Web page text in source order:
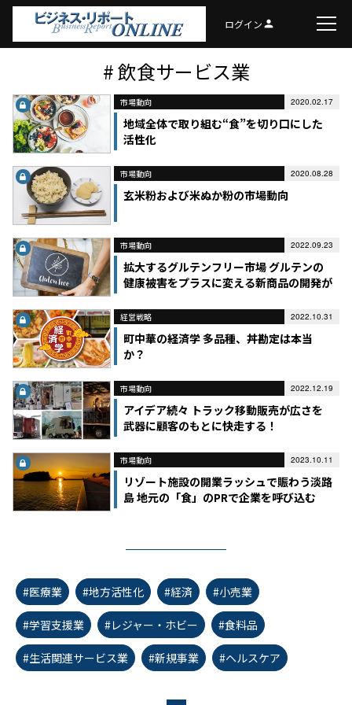
ログインperson
# 飲食サービス業
市場動向 2020.02.17
地域全体で取り組む“食”を切り口にした
活性化
市場動向 2020.08.28
玄米粉および米ぬか粉の市場動向
市場動向 2022.09.23
拡大するグルテンフリー市場 グルテンの
健康被害をプラスに変える新商品の開発が
経営戦略 2022.10.31
町中華の経済学 多品種、丼勘定は本当
か？
市場動向 2022.12.19
アイデア続々 トラック移動販売が広さを
武器に顧客のもとに快走する！
市場動向 2023.10.11
リゾート施設の開業ラッシュで賑わう淡路
島 地元の「食」のPRで企業を呼び込む
#医療業 #地方活性化 #経済 #小売業
#学習支援業 #レジャー・ホビー #食料品
#生活関連サービス業 #新規事業 #ヘルスケア